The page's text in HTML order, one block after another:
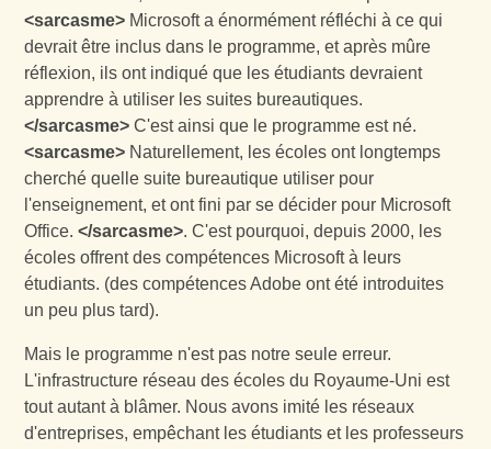
<sarcasme> Microsoft a énormément réfléchi à ce qui
devrait être inclus dans le programme, et après mûre
réflexion, ils ont indiqué que les étudiants devraient
apprendre à utiliser les suites bureautiques.
</sarcasme> C'est ainsi que le programme est né.
<sarcasme> Naturellement, les écoles ont longtemps
cherché quelle suite bureautique utiliser pour
l'enseignement, et ont fini par se décider pour Microsoft
Office.</sarcasme>. C'est pourquoi, depuis 2000, les
écoles offrent des compétences Microsoft à leurs
étudiants. (des compétences Adobe ont été introduites
un peu plus tard).
Mais le programme n'est pas notre seule erreur.
L'infrastructure réseau des écoles du Royaume-Uni est
tout autant à blâmer. Nous avons imité les réseaux
d'entreprises, empêchant les étudiants et les professeurs